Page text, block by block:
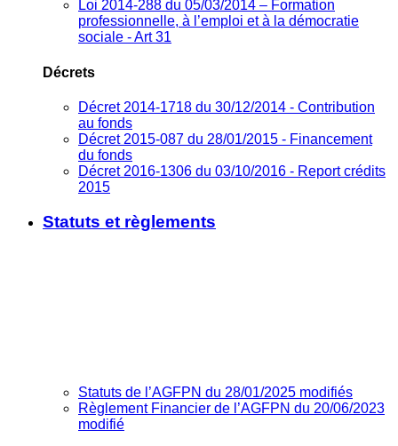
Loi 2014-288 du 05/03/2014 – Formation
professionnelle, à l’emploi et à la démocratie
sociale - Art 31
Décrets
Décret 2014-1718 du 30/12/2014 - Contribution
au fonds
Décret 2015-087 du 28/01/2015 - Financement
du fonds
Décret 2016-1306 du 03/10/2016 - Report crédits
2015
Statuts et règlements
Statuts de l’AGFPN du 28/01/2025 modifiés
Règlement Financier de l’AGFPN du 20/06/2023
modifié